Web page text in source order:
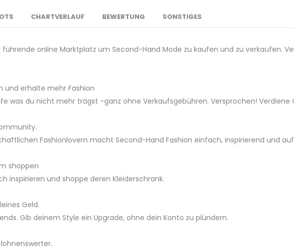
CHARTVERLAUF BEWERTUNG SONSTIGES
führende online Marktplatz um Second-Hand Mode zu kaufen und zu verkaufen.
und erhalte mehr Fashion
was du nicht mehr trägst -ganz ohne Verkaufsgebühren. Versprochen!
Fashionlovern macht Second-Hand Fashion einfach, inspirierend und
shoppen
inspirieren und shoppe deren Kleiderschrank.
Geld.
Gib deinem Style ein Upgrade, ohne dein Konto zu plündern.